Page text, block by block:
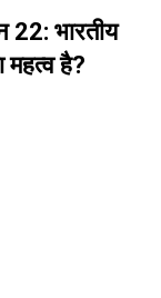
22: भारतीय
महत्व है?